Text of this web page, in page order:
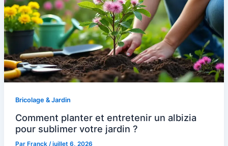
Bricolage & Jardin
Comment planter et entretenir un albizia
pour sublimer votre jardin ?
Par Franck /juillet 6, 2026